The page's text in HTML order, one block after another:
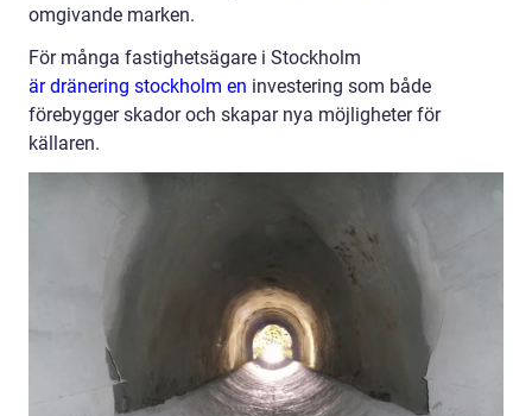
omgivande marken.
För många fastighetsägare i Stockholm
är dränering stockholm en investering som både
förebygger skador och skapar nya möjligheter för
källaren.